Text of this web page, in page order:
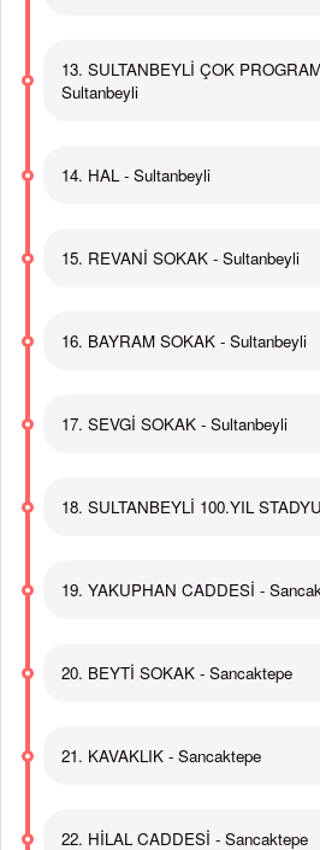
13. SULTANBEYLİ ÇOK
Sultanbeyli
14. HAL - Sultanbeyli
15. REVANİ SOKAK - Sultanbeyli
16. BAYRAM SOKAK - Sultanbeyli
17. SEVGİ SOKAK - Sultanbeyli
18. SULTANBEYLİ 100.YIL
19. YAKUPHAN CADDESİ -
20. BEYTİ SOKAK - Sancaktepe
21. KAVAKLIK - Sancaktepe
22. HİLAL CADDESİ - Sancaktepe